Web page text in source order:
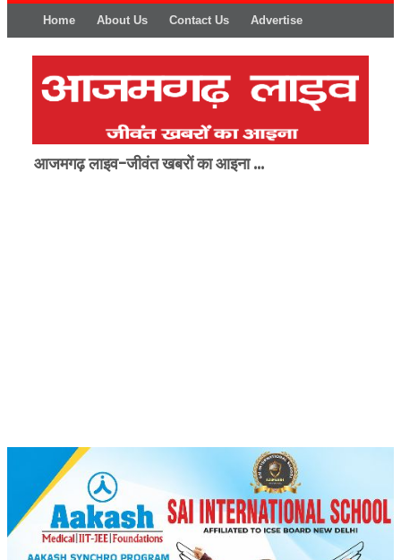
Home About Us Contact Us Advertise
आजमगढ़ लाइव-जीवंत खबरों का आइना ...